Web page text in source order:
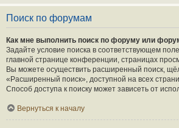
Поиск по форумам
Как мне выполнить поиск по форуму или
Задайте условие поиска в соответствующем
главной странице конференции, страницах
Вы можете осуществить расширенный поиск,
«Расширенный поиск», доступной на всех
Способ доступа к поиску может зависеть от
Вернуться к началу